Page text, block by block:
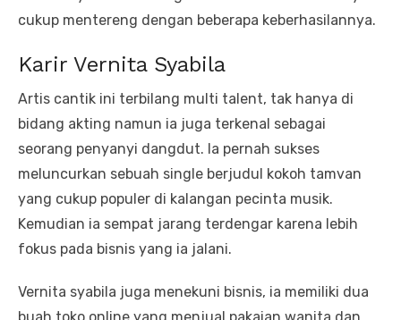
cukup mentereng dengan beberapa keberhasilannya.
Karir Vernita Syabila
Artis cantik ini terbilang multi talent, tak hanya di
bidang akting namun ia juga terkenal sebagai
seorang penyanyi dangdut. Ia pernah sukses
meluncurkan sebuah single berjudul kokoh tamvan
yang cukup populer di kalangan pecinta musik.
Kemudian ia sempat jarang terdengar karena lebih
fokus pada bisnis yang ia jalani.
Vernita syabila juga menekuni bisnis, ia memiliki dua